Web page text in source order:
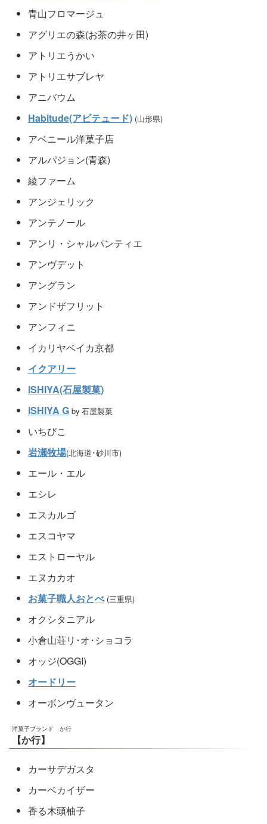
青山フロマージュ
アグリエの森(お茶の井ヶ田)
アトリエうかい
アトリエサブレヤ
アニバウム
Habitude(アビテュード) (山形県)
アベニール洋菓子店
アルパジョン(青森)
綾ファーム
アンジェリック
アンテノール
アンリ・シャルパンティエ
アンヴデット
アングラン
アンドザフリット
アンフィニ
イカリヤベイカ京都
イクアリー
ISHIYA(石屋製菓)
ISHIYA G by 石屋製菓
いちびこ
岩瀬牧場(北海道･砂川市)
エール・エル
エシレ
エスカルゴ
エスコヤマ
エストローヤル
エヌカカオ
お菓子職人おとべ (三重県)
オクシタニアル
小倉山荘リ･オ･ショコラ
オッジ(OGGI)
オードリー
オーボンヴュータン
洋菓子ブランド か行
【か行】
カーサデガスタ
カーベカイザー
香る木頭柚子